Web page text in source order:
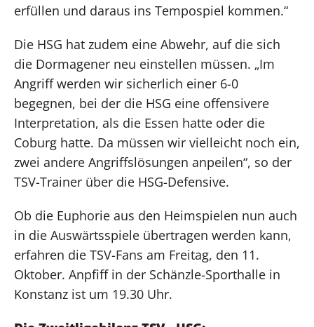
erfüllen und daraus ins Tempospiel kommen.“
Die HSG hat zudem eine Abwehr, auf die sich
die Dormagener neu einstellen müssen. „Im
Angriff werden wir sicherlich einer 6-0
begegnen, bei der die HSG eine offensivere
Interpretation, als die Essen hatte oder die
Coburg hatte. Da müssen wir vielleicht noch ein,
zwei andere Angriffslösungen anpeilen“, so der
TSV-Trainer über die HSG-Defensive.
Ob die Euphorie aus den Heimspielen nun auch
in die Auswärtsspiele übertragen werden kann,
erfahren die TSV-Fans am Freitag, den 11.
Oktober. Anpfiff in der Schänzle-Sporthalle in
Konstanz ist um 19.30 Uhr.